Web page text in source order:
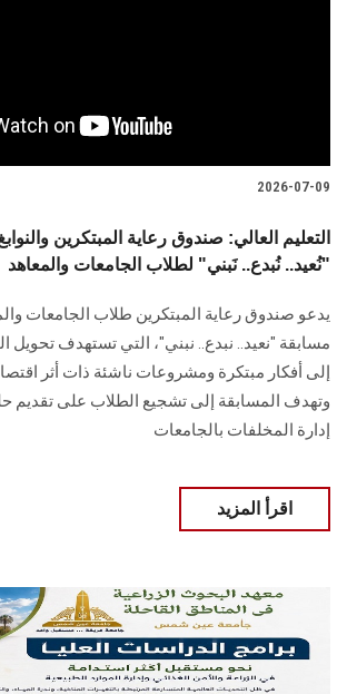
2026-07-09
التعليم العالي: صندوق رعاية المبتكرين
"نُعيد.. نُبدع.. نَبني" لطلاب الجامعات والمعاهد
يدعو صندوق رعاية المبتكرين طلاب الجامعات
مسابقة "نعيد.. نبدع.. نبني"، التي تستهدف تحويل
إلى أفكار مبتكرة ومشروعات ناشئة ذات أثر
وتهدف المسابقة إلى تشجيع الطلاب على تقديم
إدارة المخلفات بالجامعات
اقرأ المزيد